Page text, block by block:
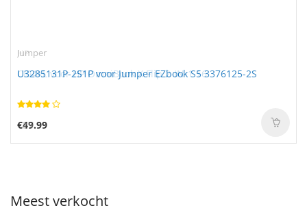
Jumper
U3285131P-2S1P voor Jumper EZbook S5 3376125-2S
€49.99
Meest verkocht